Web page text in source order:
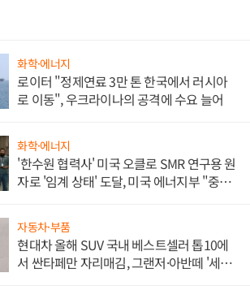
화학·에너지
로이터 "정제연료 3만 톤 한국에서 러시아
로 이동", 우크라이나의 공격에 수요 늘어
화학·에너지
'한수원 협력사' 미국 오클로 SMR 연구용 원
자로 '임계 상태' 도달, 미국 에너지부 "중요
자동차·부품
현대차 올해 SUV 국내 베스트셀러 톱10에
서 싼타페만 자리매김, 그랜저·아반떼 '세단